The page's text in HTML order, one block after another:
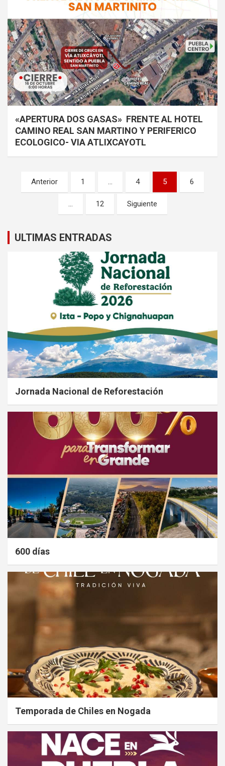
«APERTURA DOS GASAS» FRENTE AL HOTEL
CAMINO REAL SAN MARTINO Y PERIFERICO
ECOLOGICO- VIA ATLIXCAYOTL
Paginación
de
Anterior 1 … 4 5 6
… 12 Siguiente
ULTIMAS ENTRADAS
Jornada Nacional de Reforestación
600 días
Temporada de Chiles en Nogada